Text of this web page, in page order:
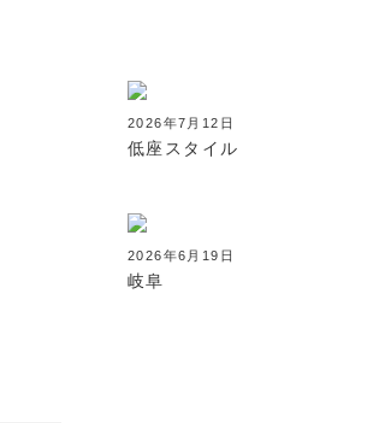
2026年7月12日
低座スタイル
2026年6月19日
岐阜